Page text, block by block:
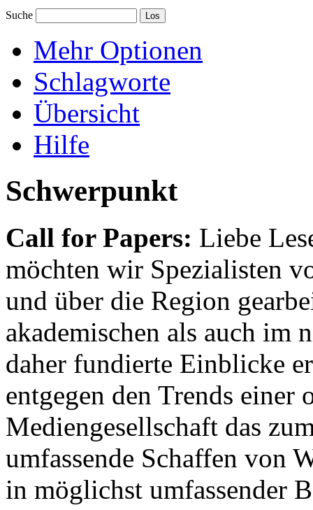
Suche
Mehr Optionen
Schlagworte
Übersicht
Hilfe
Schwerpunkt
Call for Papers: Liebe
möchten wir Spezialisten
und über die Region
akademischen als auch im
daher fundierte Einblicke
entgegen den Trends einer
Mediengesellschaft das
umfassende Schaffen von
in möglichst umfassender